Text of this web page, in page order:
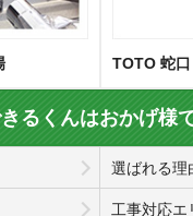
TOTO 蛇
るくんはおかげ様
選ばれる理
工事対応エ